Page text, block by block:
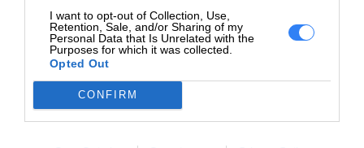
I want to opt-out of Collection, Use,
Retention, Sale, and/or Sharing of my
Personal Data that Is Unrelated with the
Purposes for which it was collected.
Opted Out
CONFIRM
uszkodzeń mechanicznych i zapychania dysz.
Aby zapewnić optymalne działanie drukarki, zaleca się
stosowanie oryginalnych tuszy HP. Oryginalne tusze są
testowane i dostosowane do konkretnych modeli
Dane